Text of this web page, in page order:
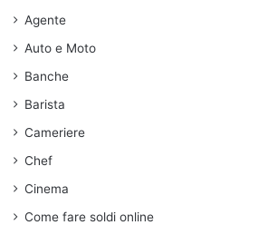
Agente
Auto e Moto
Banche
Barista
Cameriere
Chef
Cinema
Come fare soldi online